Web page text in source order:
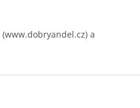
a